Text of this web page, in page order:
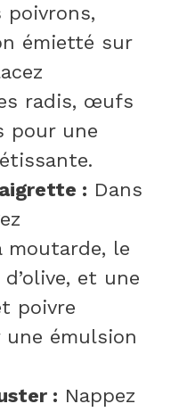
poivrons,
émietté sur
radis, œufs
pour une
: Dans
moutarde, le
et une
poivre
une émulsion
: Nappez